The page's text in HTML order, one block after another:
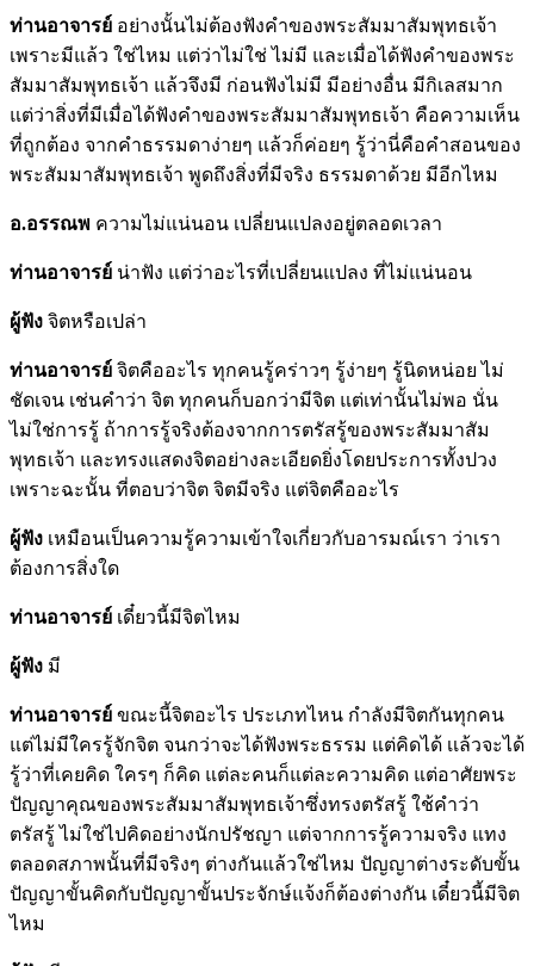
ท่านอาจารย์ อย่างนั้นไม่ต้องฟังคำของพระสัมมาสัมพุทธเจ้า
เพราะมีแล้ว ใช่ไหม แต่ว่าไม่ใช่ ไม่มี และเมื่อได้ฟังคำของพระ
สัมมาสัมพุทธเจ้า แล้วจึงมี ก่อนฟังไม่มี มีอย่างอื่น มีกิเลสมาก
แต่ว่าสิ่งที่มีเมื่อได้ฟังคำของพระสัมมาสัมพุทธเจ้า คือความเห็น
ที่ถูกต้อง จากคำธรรมดาง่ายๆ แล้วก็ค่อยๆ รู้ว่านี่คือคำสอนของ
พระสัมมาสัมพุทธเจ้า พูดถึงสิ่งที่มีจริง ธรรมดาด้วย มีอีกไหม
อ.อรรณพ ความไม่แน่นอน เปลี่ยนแปลงอยู่ตลอดเวลา
ท่านอาจารย์ น่าฟัง แต่ว่าอะไรที่เปลี่ยนแปลง ที่ไม่แน่นอน
ผู้ฟัง จิตหรือเปล่า
ท่านอาจารย์ จิตคืออะไร ทุกคนรู้คร่าวๆ รู้ง่ายๆ รู้นิดหน่อย ไม่
ชัดเจน เช่นคำว่า จิต ทุกคนก็บอกว่ามีจิต แต่เท่านั้นไม่พอ นั่น
ไม่ใช่การรู้ ถ้าการรู้จริงต้องจากการตรัสรู้ของพระสัมมาสัม
พุทธเจ้า และทรงแสดงจิตอย่างละเอียดยิ่งโดยประการทั้งปวง
เพราะฉะนั้น ที่ตอบว่าจิต จิตมีจริง แต่จิตคืออะไร
ผู้ฟัง เหมือนเป็นความรู้ความเข้าใจเกี่ยวกับอารมณ์เรา ว่าเรา
ต้องการสิ่งใด
ท่านอาจารย์ เดี๋ยวนี้มีจิตไหม
ผู้ฟัง มี
ท่านอาจารย์ ขณะนี้จิตอะไร ประเภทไหน กำลังมีจิตกันทุกคน
แต่ไม่มีใครรู้จักจิต จนกว่าจะได้ฟังพระธรรม แต่คิดได้ เเล้วจะได้
รู้ว่าที่เคยคิด ใครๆ ก็คิด แต่ละคนก็แต่ละความคิด แต่อาศัยพระ
ปัญญาคุณของพระสัมมาสัมพุทธเจ้าซึ่งทรงตรัสรู้ ใช้คำว่า
ตรัสรู้ ไม่ใช่ไปคิดอย่างนักปรัชญา แต่จากการรู้ความจริง แทง
ตลอดสภาพนั้นที่มีจริงๆ ต่างกันแล้วใช่ไหม ปัญญาต่างระดับขั้น
ปัญญาขั้นคิดกับปัญญาขั้นประจักษ์แจ้งก็ต้องต่างกัน เดี๋ยวนี้มีจิต
ไหม